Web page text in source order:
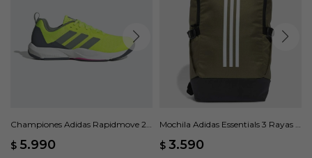
Championes Adidas Rapidmove 2 -
$ 5.990
Mochila Adidas Essentials 3 Rayas -
$ 3.590